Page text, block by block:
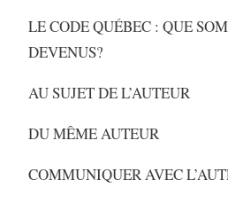
LE CODE QUÉBEC : QUE
DEVENUS?
AU SUJET DE L’AUTEUR
DU MÊME AUTEUR
COMMUNIQUER AVEC